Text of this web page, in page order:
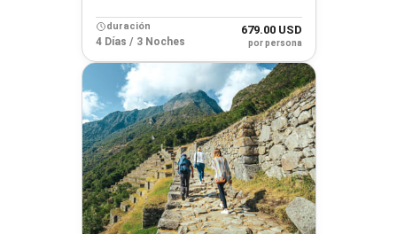
duración
4 Días / 3 Noches
679.00 USD
por persona